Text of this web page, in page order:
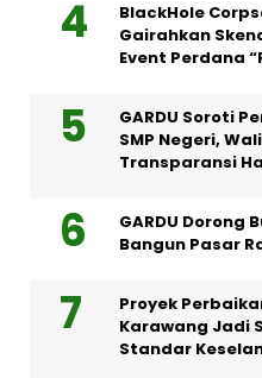
BlackHole
Gairahkan
Event Perdana
GARDU Soroti
SMP Negeri,
Transparansi
GARDU Dorong
Bangun Pasar
Proyek
Karawang Jadi
Standar